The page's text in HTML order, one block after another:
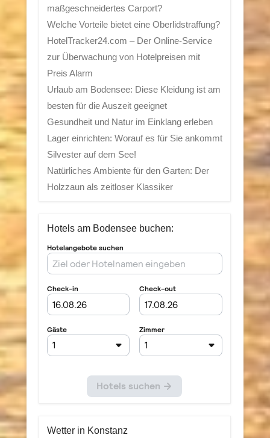
maßgeschneidertes Carport?
Welche Vorteile bietet eine Oberlidstraffung?
HotelTracker24.com – Der Online-Service
zur Überwachung von Hotelpreisen mit
Preis Alarm
Urlaub am Bodensee: Diese Kleidung ist am
besten für die Auszeit geeignet
Gesundheit und Natur im Einklang erleben
Lager einrichten: Worauf es für Sie ankommt
Silvester auf dem See!
Natürliches Ambiente für den Garten: Der
Holzzaun als zeitloser Klassiker
Hotels am Bodensee buchen:
Wetter in Konstanz